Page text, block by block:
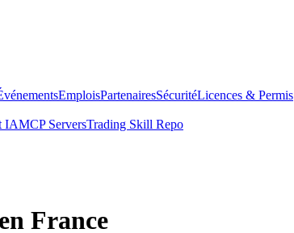
EmploisPartenairesSécuritéLicences & Permis
IAMCP ServersTrading Skill Repo
France